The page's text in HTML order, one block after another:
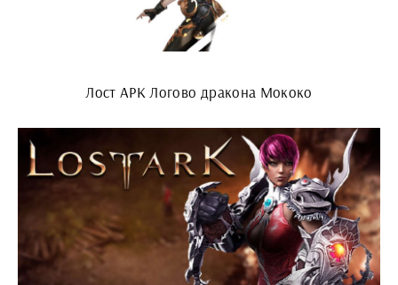
Лост АРК Логово дракона Мококо